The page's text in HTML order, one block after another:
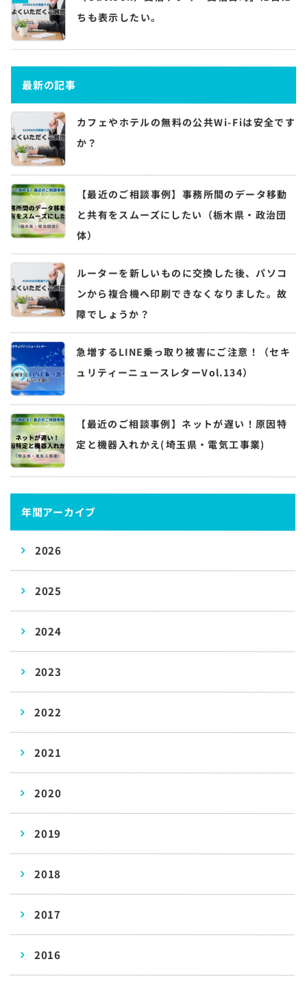
ちも表示したい。
最新の記事
カフェやホテルの無料の公共Wi-Fiは安全です
か？
【最近のご相談事例】事務所間のデータ移動
と共有をスムーズにしたい（栃木県・政治団
体）
ルーターを新しいものに交換した後、パソコ
ンから複合機へ印刷できなくなりました。故
障でしょうか？
急増するLINE乗っ取り被害にご注意！（セキ
ュリティーニュースレターVol.134）
【最近のご相談事例】ネットが遅い！原因特
定と機器入れかえ(埼玉県・電気工事業)
年間アーカイブ
2026
2025
2024
2023
2022
2021
2020
2019
2018
2017
2016